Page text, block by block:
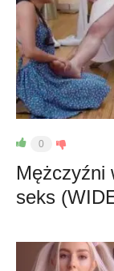
0
Mężczyźni
seks